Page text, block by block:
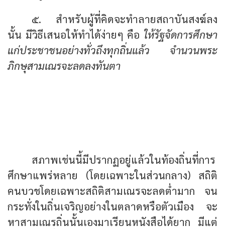
๕. สำหรับผู้ที่คิดจะทำลายสถาบันสงฆ์ลง
นั้น มีวิธีเสนอให้ทำได้ง่ายๆ คือ ให้รัฐจัดการศึกษา
แก่ประชาชนอย่างทั่วถึงทุกถิ่นแล้ว จำนวนพระ
ภิกษุสามเณรจะลดลงทันตา
สภาพเช่นนี้มีปรากฏอยู่แล้วในท้องถิ่นที่การ
ศึกษาแพร่หลาย (โดยเฉพาะในส่วนกลาง) สถิติ
คนบวชโดยเฉพาะสถิติสามเณรจะลดต่ำมาก จน
กระทั่งในถิ่นเจริญอย่างในตลาดหรือตัวเมือง จะ
หาสามเณรถิ่นนั้นเองมาเรียนหนังสือได้ยาก มีแต่